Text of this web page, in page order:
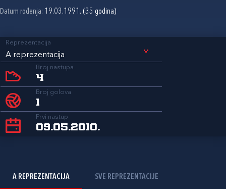
Datum rođenja: 19.03.1991. (35 godina)
Reprezentacija
A reprezentacija
Broj nastupa
4
Broj golova
1
Prvi nastup
09.05.2010.
A REPREZENTACIJA SVE REPREZENTACIJE